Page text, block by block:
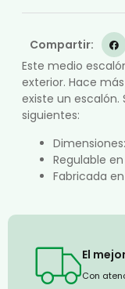
Compartir:
Este medio
exterior. Hace
existe un escalón.
siguientes:
Regulable
Fabricada
El
Con